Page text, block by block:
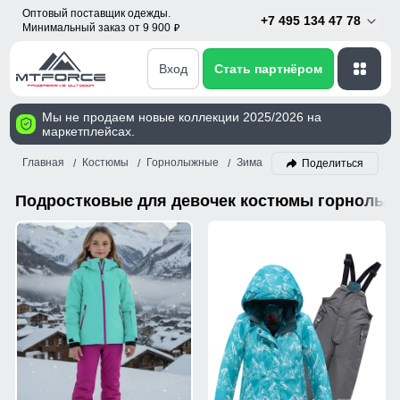
Оптовый поставщик одежды.
Минимальный заказ от 9 900 p
+7 495 134 47 78
Вход Стать партнёром
Мы не продаем новые коллекции 2025/2026 на
маркетплейсах.
Главная Костюмы Горнолыжные Зима Девочка Бирюзовый
Поделиться
Подростковые для девочек костюмы